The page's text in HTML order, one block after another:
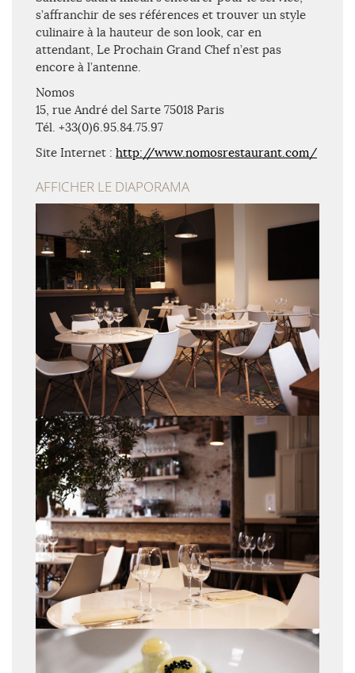
s’affranchir de ses références et trouver un style
culinaire à la hauteur de son look, car en
attendant, Le Prochain Grand Chef n’est pas
encore à l’antenne.
Nomos
15, rue André del Sarte 75018 Paris
Tél. +33(0)6.95.84.75.97
Site Internet : http://www.nomosrestaurant.com/
AFFICHER LE DIAPORAMA